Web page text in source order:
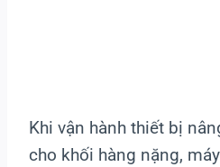
Khi vận hành thiết bị
cho khối hàng nặng,